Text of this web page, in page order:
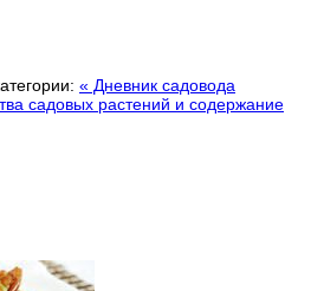
« Дневник садовода
садовых растений и содержание